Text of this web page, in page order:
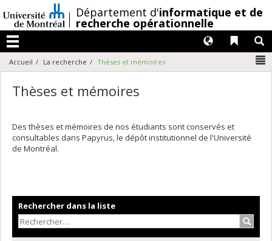
au
contenu
/Département d'informatique et de
recherche opérationnelle
Menu
Liens
Langues
Accueil La recherche Thèses et mémoires
Thèses et mémoires
Des thèses et mémoires de nos étudiants sont conservés et
consultables dans Papyrus, le dépôt institutionnel de l'Université
de Montréal.
Rechercher dans la liste